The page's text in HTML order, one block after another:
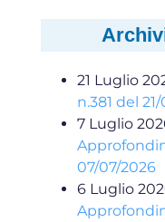
21 Luglio
n.381 del
7 Luglio
07/07/2026
6 Luglio